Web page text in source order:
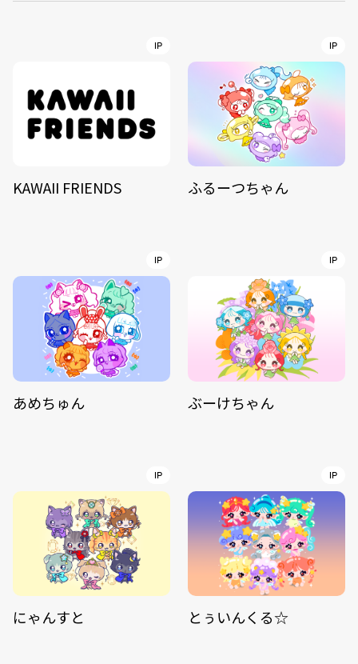
IP
KAWAII FRIENDS
IP
ふるーつちゃん
IP
あめちゅん
IP
ぶーけちゃん
IP
にゃんすと
IP
とぅいんくる☆